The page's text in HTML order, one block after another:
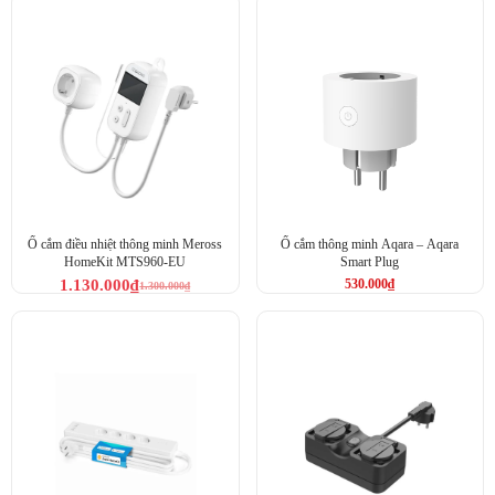
Thương hiệu:
Nguồn điện:
220VAC – 50Hz
Công suất tối đa:200W
(Tối ưu cho các loại quạt điện gia
đình)
Kết nối:Wifi 2.4Ghz b/g/n
Kích thước:Khoảng
(Nhỏ gọn)
Vật liệu:
Nhựa ABS chống cháy
Phụ kiện đi kèm:
Ổ cắm điều nhiệt thông minh Meross
HomeKit MTS960-EU
1.300.000₫
1.130.000₫
Ổ cắm thông minh Aqara – Aqara
Smart Plug
530.000₫